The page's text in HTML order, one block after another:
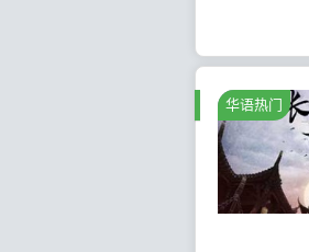
华语热门